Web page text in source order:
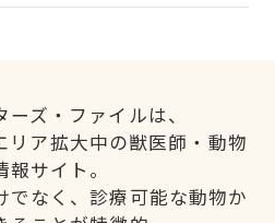
ズ・ファイルは、
リア拡大中の獣医師・動物
報サイト。
でなく、診療可能な動物か